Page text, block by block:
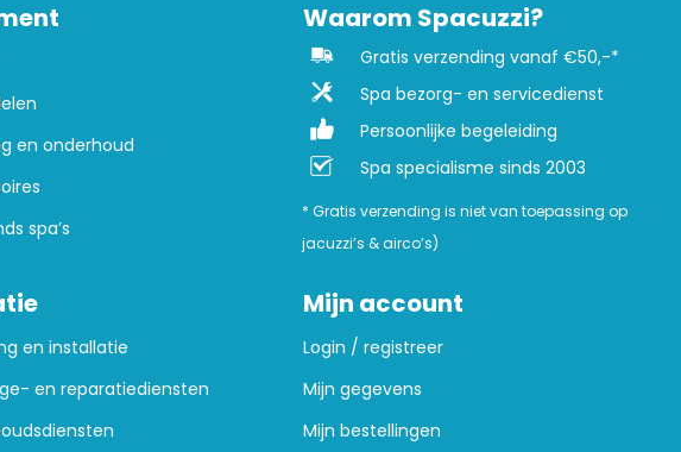
en onderhoud
spa’s
Waarom Spacuzzi?
Gratis verzending vanaf €50,-*
Spa bezorg- en servicedienst
Persoonlijke begeleiding
Spa specialisme sinds 2003
* Gratis verzending is niet van toepassing op
jacuzzi’s & airco’s)
en installatie
en reparatiediensten
Mijn account
Login / registreer
Mijn gegevens
Mijn bestellingen